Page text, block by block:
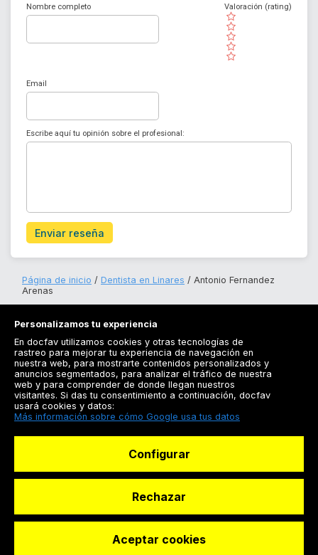
Nombre completo
( )
( )
( )
( )
( )
Valoración (rating)
Email
Escribe aquí tu opinión sobre el profesional:
Enviar reseña
Página de inicio Dentista en Linares
Antonio Fernandez
Arenas
Registrarse
Docfav
© Dashboard Technologies S.L
Personalizamos tu experiencia
En docfav utilizamos cookies y otras tecnologías de
rastreo para mejorar tu experiencia de navegación en
nuestra web, para mostrarte contenidos personalizados y
anuncios segmentados, para analizar el tráfico de nuestra
web y para comprender de donde llegan nuestros
visitantes. Si das tu consentimiento a continuación, docfav
usará cookies y datos:
Más información sobre cómo Google usa tus datos
Configurar
Rechazar
Aceptar cookies